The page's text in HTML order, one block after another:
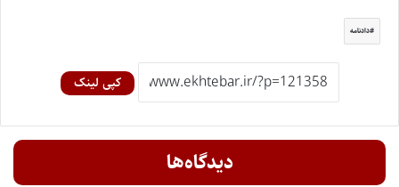
دادنامه
کپی لینک
دیدگاه‌ها